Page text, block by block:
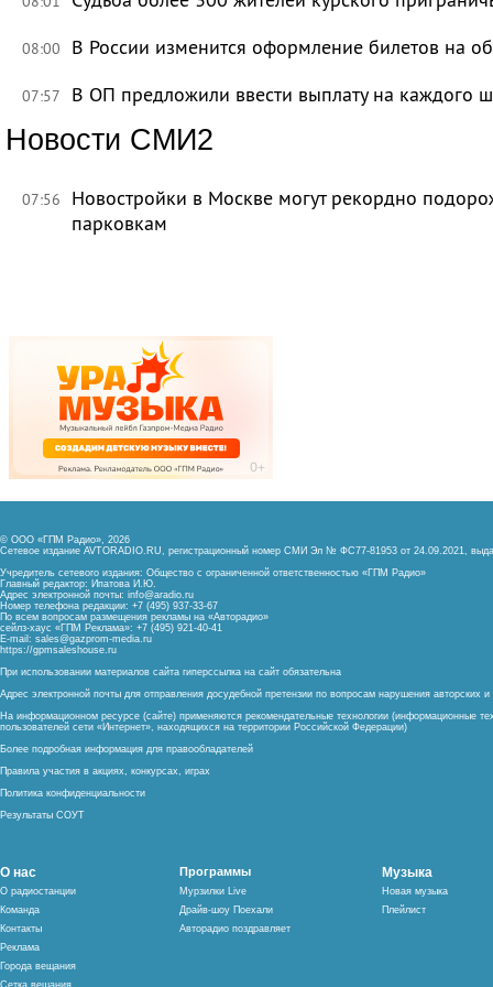
08:00 В России изменится оформление билетов на
07:57 В ОП предложили ввести выплату на каждого
Новости СМИ2
07:56
Новостройки в Москве могут рекордно
парковкам
© ООО «ГПМ Радио», 2026
Сетевое издание AVTORADIO.RU, регистрационный номер СМИ Эл № ФС77-81953 от 24.09.2021,
Учредитель сетевого издания: Общество с ограниченной ответственностью «ГПМ Радио»
Главный редактор: Ипатова И.Ю.
Адрес электронной почты: info@aradio.ru
Номер телефона редакции: +7 (495) 937-33-67
По всем вопросам размещения рекламы на «Авторадио»
сейлз-хаус «ГПМ Реклама»: +7 (495) 921-40-41
E-mail: sales@gazprom-media.ru
https://gpmsaleshouse.ru
При использовании материалов сайта гиперссылка на сайт обязательна
Адрес электронной почты для отправления досудебной претензии по вопросам нарушения авторских
На информационном ресурсе (сайте) применяются рекомендательные технологии (информационные
пользователей сети «Интернет», находящихся на территории Российской Федерации)
Более подробная информация для правообладателей
Правила участия в акциях, конкурсах, играх
Политика конфиденциальности
Результаты СОУТ
О нас
О радиостанции
Команда
Контакты
Реклама
Города вещания
Программы
Мурзилки Live
Драйв-шоу Поехали
Авторадио поздравляет
Музыка
Новая музыка
Плейлист